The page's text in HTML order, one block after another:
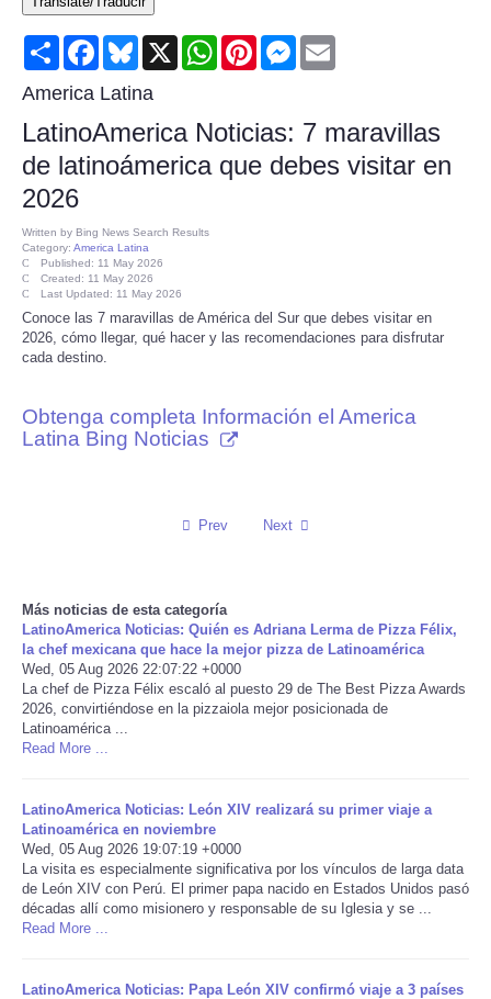
Consumer
Consumer Affairs Recalls
Food & Drug Recalls
Product Safety News
Entertainment
Health
Pets
Politics
Social
Sports
Technology
Travel
USA
World
Share FacebookBluesky
X WhatsAppPinterestMessenger
America Latina
LatinoAmerica Noticias: 7 maravillas
de latinoámerica que debes visitar en
2026
Written by Bing News Search Results
Category: America Latina
Published: 11 May 2026
Created: 11 May 2026
Last Updated: 11 May 2026
Conoce las 7 maravillas de América del Sur que debes visitar en
2026, cómo llegar, qué hacer y las recomendaciones para disfrutar
cada destino.
Obtenga completa Información el America
Latina Bing Noticias
Prev Next
Más noticias de esta categoría
LatinoAmerica Noticias: Quién es Adriana Lerma de Pizza Félix,
la chef mexicana que hace la mejor pizza de Latinoamérica
Wed, 05 Aug 2026 22:07:22 +0000
La chef de Pizza Félix escaló al puesto 29 de The Best Pizza Awards
2026, convirtiéndose en la pizzaiola mejor posicionada de
Latinoamérica ...
Read More ...
LatinoAmerica Noticias: León XIV realizará su primer viaje a
Latinoamérica en noviembre
Wed, 05 Aug 2026 19:07:19 +0000
La visita es especialmente significativa por los vínculos de larga data
de León XIV con Perú. El primer papa nacido en Estados Unidos pasó
décadas allí como misionero y responsable de su Iglesia y se ...
Read More ...
LatinoAmerica Noticias: Papa León XIV confirmó viaje a 3 países